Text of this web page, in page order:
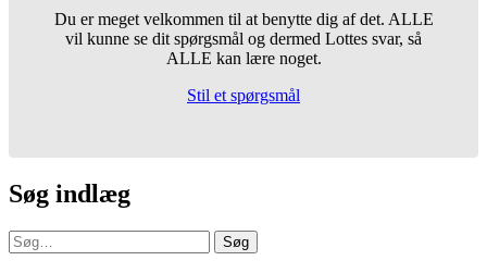
Du er meget velkommen til at benytte dig af det. ALLE
vil kunne se dit spørgsmål og dermed Lottes svar, så
ALLE kan lære noget.
Stil et spørgsmål
Søg indlæg
Søg